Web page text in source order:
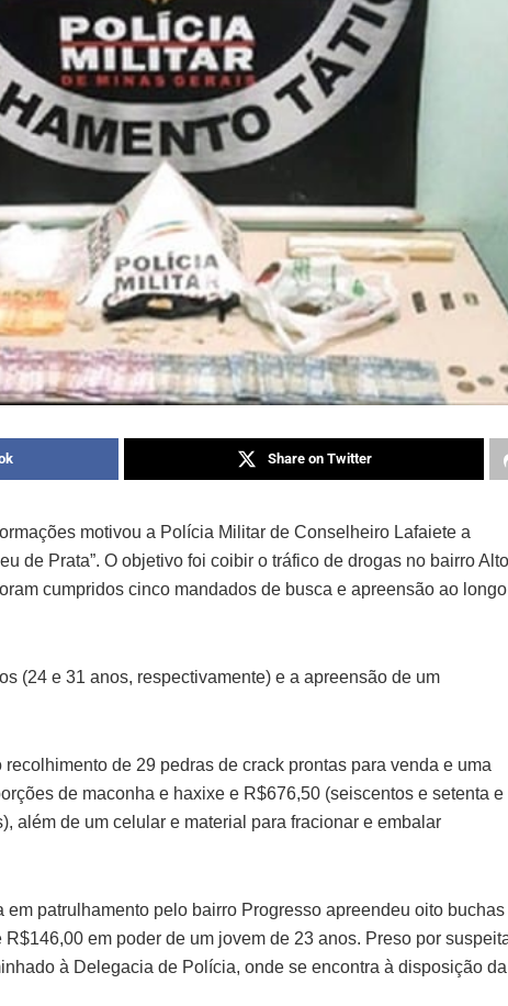
Share on Twitter
motivou a Polícia Militar de Conselheiro Lafaiete a
de Prata”. O objetivo foi coibir o tráfico de drogas no bairro
cumpridos cinco mandados de busca e apreensão ao longo
(24 e 31 anos, respectivamente) e a apreensão de um
de 29 pedras de crack prontas para venda e uma
de maconha e haxixe e R$676,50 (seiscentos e setenta e
além de um celular e material para fracionar e embalar
em patrulhamento pelo bairro Progresso apreendeu oito buchas
em poder de um jovem de 23 anos. Preso por
à Delegacia de Polícia, onde se encontra à disposição da